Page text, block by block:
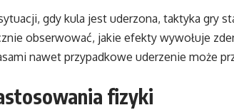
gdy kula jest uderzona, taktyka gry
obserwować, jakie efekty wywołuje
nawet przypadkowe uderzenie może
fizyki